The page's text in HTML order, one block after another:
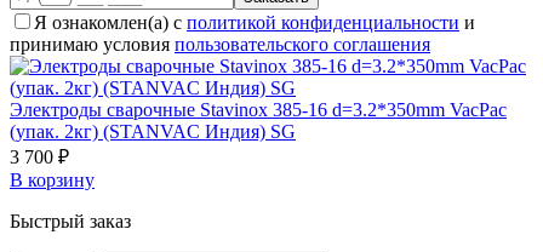
Я ознакомлен(а) с политикой конфиденциальности и
принимаю условия пользовательского соглашения
Электроды сварочные Stavinox 385-16 d=3.2*350mm VacPac
(упак. 2кг) (STANVAC Индия) SG
3 700 ₽
В корзину
Быстрый заказ